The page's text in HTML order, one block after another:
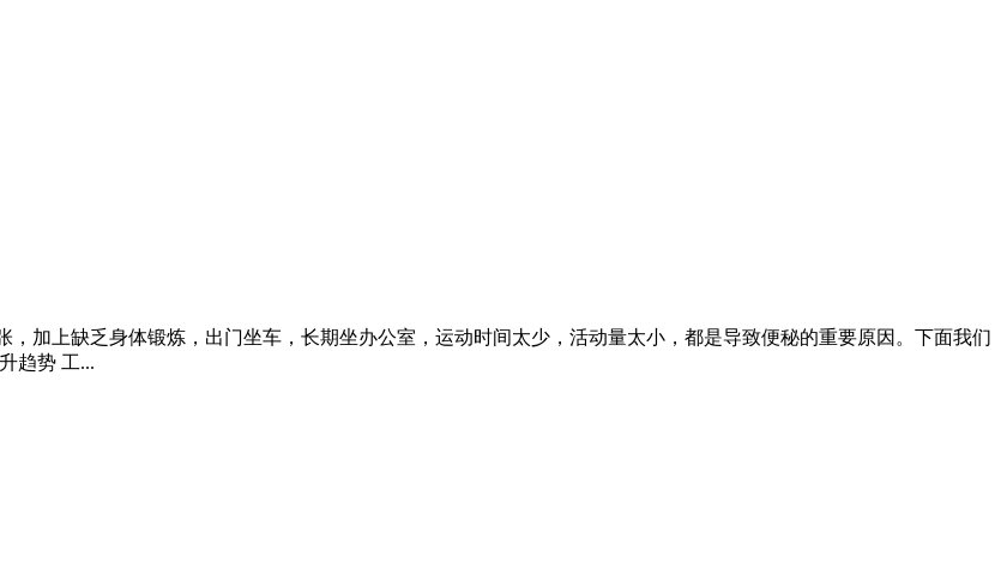
加上缺乏身体锻炼，出门坐车，长期坐办公室，运动时间太少，活动量太小，都是导致便秘的重要原因。下面我们
趋势 工...